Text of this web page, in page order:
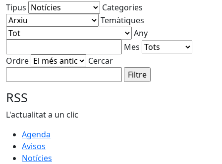
Tipus
Categories
Temàtiques
Any
Mes
Ordre
Cercar
RSS
L'actualitat a un clic
Agenda
Avisos
Notícies